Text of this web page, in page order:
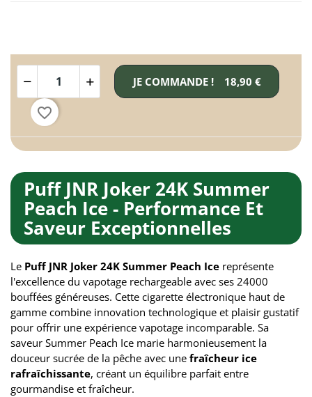
JE COMMANDE ! 18,90 €
favorite_border
Puff JNR Joker 24K Summer
Peach Ice - Performance Et
Saveur Exceptionnelles
Le Puff JNR Joker 24K Summer Peach Ice représente
l'excellence du vapotage rechargeable avec ses 24000
bouffées généreuses. Cette cigarette électronique haut de
gamme combine innovation technologique et plaisir gustatif
pour offrir une expérience vapotage incomparable. Sa
saveur Summer Peach Ice marie harmonieusement la
douceur sucrée de la pêche avec une fraîcheur ice
rafraîchissante, créant un équilibre parfait entre
gourmandise et fraîcheur.